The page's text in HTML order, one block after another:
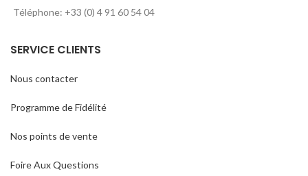
Téléphone: +33 (0) 4 91 60 54 04
SERVICE CLIENTS
Nous contacter
Programme de Fidélité
Nos points de vente
Foire Aux Questions